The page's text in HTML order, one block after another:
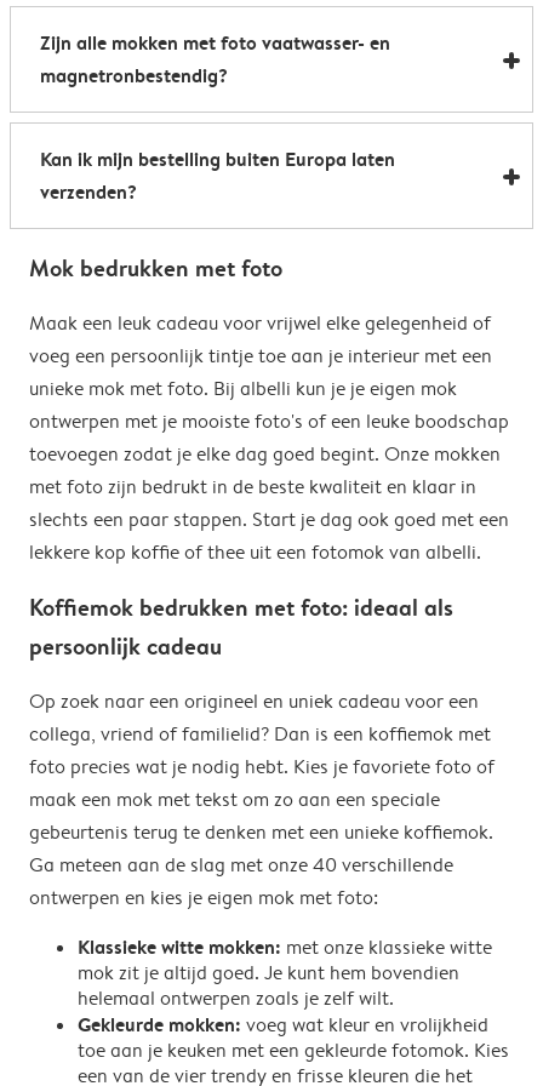
de kantine op het werk te voorzien van stijlvolle
koffiemokken met foto.
Al onze foto mokken hebben de afmetingen 8,2 x 9,5
cm. De inhoud bedraagt 285 ml.
Zijn alle mokken met foto vaatwasser- en
magnetronbestendig?
Bijna allemaal. Onze gepersonaliseerde foto mokken
kunnen zowel in de vaatwasser als in de magnetron.
Heel handig: je kunt er dus uit drinken, je drank
opwarmen en je fotomok na de afwas opnieuw
gebruiken. De enige uitzondering hierop zijn onze
de hand af te wassen om het magische
verrassingseffect zo goed mogelijk te behouden.
Kan ik mijn bestelling buiten Europa laten
verzenden?
afhankelijk van je afleveradres en worden deze tijdens
de verzendkosten voor bestellingen buiten de EU geen
eventuele bijkomende kosten van het land omvatten,
zoals invoerrechten, invoer-btw en douanekosten. Wij
zijn niet verantwoordelijk voor deze kosten. Je kunt
contact opnemen met je lokale douane-autoriteiten
om te zien of er extra kosten moeten worden betaald
voor je bestelling.
Mok bedrukken met foto
Maak een leuk cadeau voor vrijwel elke gelegenheid of
voeg een persoonlijk tintje toe aan je interieur met een
unieke mok met foto. Bij albelli kun je je eigen mok
ontwerpen met je mooiste foto's of een leuke boodschap
toevoegen zodat je elke dag goed begint. Onze mokken
met foto zijn bedrukt in de beste kwaliteit en klaar in
slechts een paar stappen. Start je dag ook goed met een
lekkere kop koffie of thee uit een fotomok van albelli.
Koffiemok bedrukken met foto: ideaal als
persoonlijk cadeau
Op zoek naar een origineel en uniek cadeau voor een
collega, vriend of familielid? Dan is een koffiemok met
foto precies wat je nodig hebt. Kies je favoriete foto of
maak een mok met tekst om zo aan een speciale
gebeurtenis terug te denken met een unieke koffiemok.
Ga meteen aan de slag met onze 40 verschillende
ontwerpen en kies je eigen mok met foto:
Klassieke witte mokken: met onze klassieke witte
mok zit je altijd goed. Je kunt hem bovendien
helemaal ontwerpen zoals je zelf wilt.
Gekleurde mokken: voeg wat kleur en vrolijkheid
toe aan je keuken met een gekleurde fotomok. Kies
een van de vier trendy en frisse kleuren die het